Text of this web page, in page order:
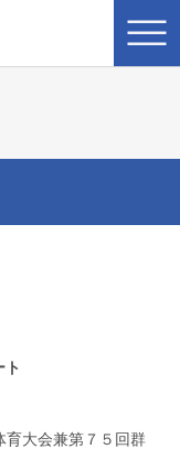
ト
育大会兼第７５回群